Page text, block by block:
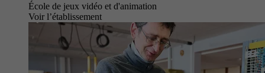
École de jeux vidéo et d'animation
Voir l’établissement